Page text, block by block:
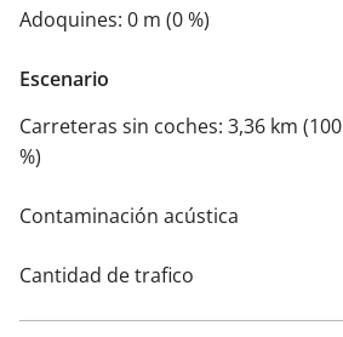
Adoquines: 0 m (0 %)
Escenario
Carreteras sin coches: 3,36 km (100
%)
Contaminación acústica
Cantidad de trafico